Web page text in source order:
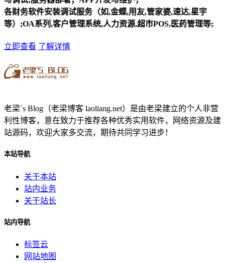
各财务软件安装调试服务（如,金蝶,用友,管家婆,速达,星宇
等）;OA系列,客户管理系统,人力资源,超市POS,医药管理等;
立即查看 了解详情
老梁`s Blog（老梁博客 laoliang.net）是由老梁建立的个人非营
利性博客，意在致力于推荐各种优秀实用软件，网络资源及建
站源码，欢迎大家多交流，期待共同学习进步！
本站导航
关于本站
站内业务
关于站长
站内导航
标签云
网站地图